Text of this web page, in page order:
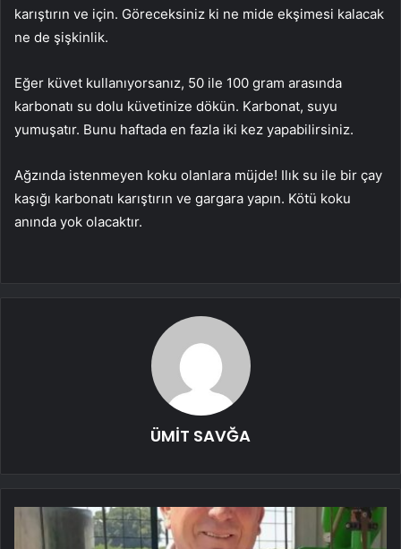
karıştırın ve için. Göreceksiniz ki ne mide ekşimesi kalacak
ne de şişkinlik.
Eğer küvet kullanıyorsanız, 50 ile 100 gram arasında
karbonatı su dolu küvetinize dökün. Karbonat, suyu
yumuşatır. Bunu haftada en fazla iki kez yapabilirsiniz.
Ağzında istenmeyen koku olanlara müjde! Ilık su ile bir çay
kaşığı karbonatı karıştırın ve gargara yapın. Kötü koku
anında yok olacaktır.
ÜMİT SAVĞA